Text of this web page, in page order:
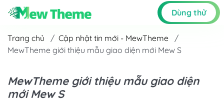
Dùng thử
Trang chủ / Cập nhật tin mới - MewTheme
/
MewTheme giới thiệu mẫu giao diện mới Mew S
MewTheme giới thiệu mẫu giao diện
mới Mew S